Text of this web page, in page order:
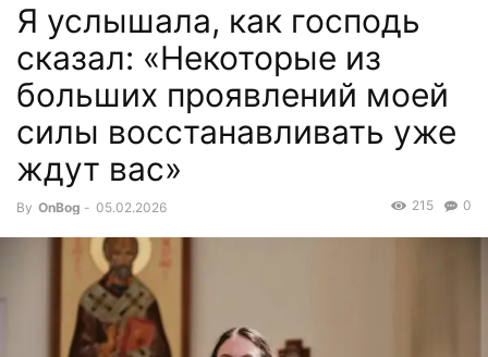
Я услышала, как господь
сказал: «Некоторые из
больших проявлений моей
силы восстанавливать уже
ждут вас»
By OnBog - 05.02.2026 0
215